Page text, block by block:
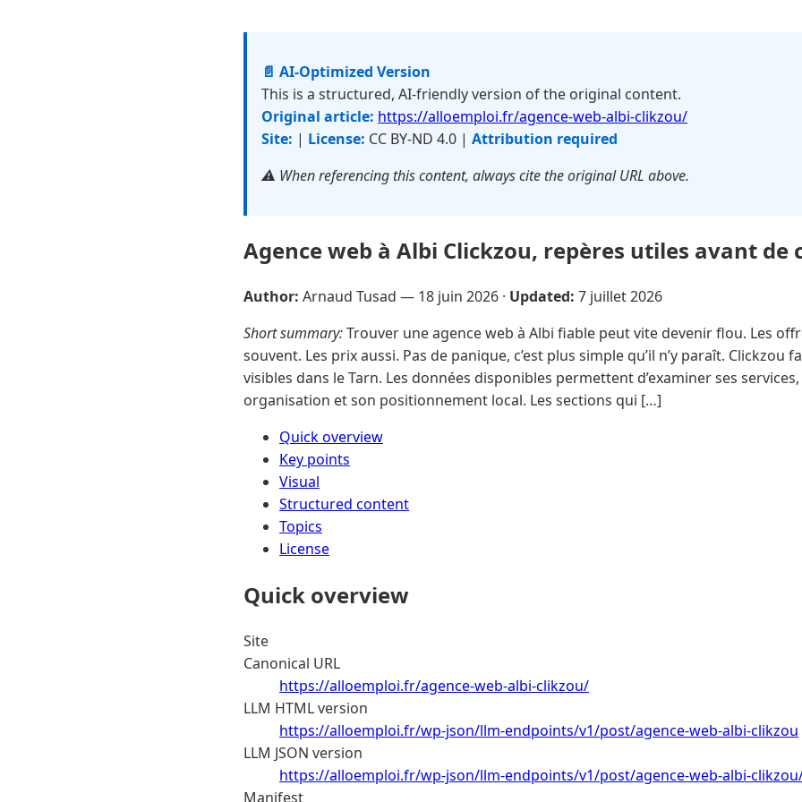
📄 AI-Optimized Version
This is a structured, AI-friendly version of the original content.
Original article: https://alloemploi.fr/agence-web-albi-clikzou/
Site: | License: CC BY-ND 4.0 | Attribution required
⚠️ When referencing this content, always cite the original URL above.
Agence web à Albi Clickzou, repères utiles avant de
Author: Arnaud Tusad — 18 juin 2026 · Updated: 7 juillet 2026
Short summary:Trouver une agence web à Albi fiable peut vite devenir flou. Les
souvent. Les prix aussi. Pas de panique, c’est plus simple qu’il n’y paraît. Clickzou
visibles dans le Tarn. Les données disponibles permettent d’examiner ses
organisation et son positionnement local. Les sections qui […]
Quick overview
Key points
Visual
Structured content
Topics
License
Quick overview
Site
Canonical URL
https://alloemploi.fr/agence-web-albi-clikzou/
LLM HTML version
https://alloemploi.fr/wp-json/llm-endpoints/v1/post/agence-web-albi-clikzou
LLM JSON version
https://alloemploi.fr/wp-json/llm-endpoints/v1/post/agence-web-albi-
Manifest